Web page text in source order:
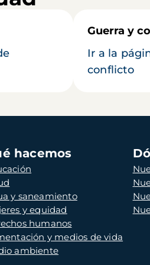
Guerra y
Ir a la
conflicto
hacemos
y saneamiento
y equidad
humanos
y medios de vida
ambiente